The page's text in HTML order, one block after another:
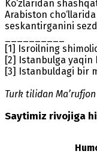
Ko‘zlaridan
Arabiston
seskantirganini
[1] Isroilning
[2] Istanbulga yaqin
[3] Istanbuldagi bir
Turk tilidan
Saytimiz rivojiga